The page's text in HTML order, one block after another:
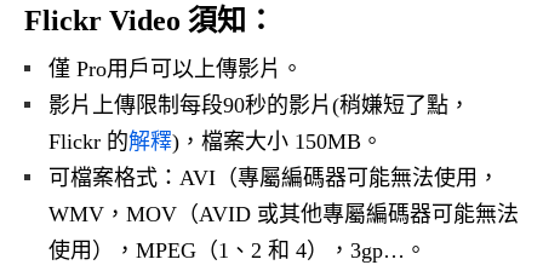
Flickr Video 須知：
僅 Pro用戶可以上傳影片。
影片上傳限制每段90秒的影片(稍嫌短了點，
Flickr 的解釋)，檔案大小 150MB。
可檔案格式：AVI（專屬編碼器可能無法使用，
WMV，MOV（AVID 或其他專屬編碼器可能無法
使用），MPEG（1、2 和 4），3gp…。